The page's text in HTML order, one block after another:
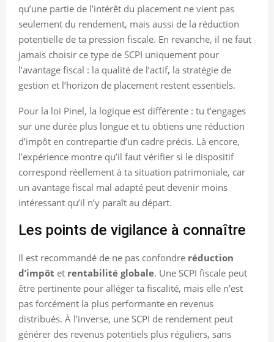
qu’une partie de l’intérêt du placement ne vient pas
seulement du rendement, mais aussi de la réduction
potentielle de ta pression fiscale. En revanche, il ne faut
jamais choisir ce type de SCPI uniquement pour
l’avantage fiscal : la qualité de l’actif, la stratégie de
gestion et l’horizon de placement restent essentiels.
Pour la loi Pinel, la logique est différente : tu t’engages
sur une durée plus longue et tu obtiens une réduction
d’impôt en contrepartie d’un cadre précis. Là encore,
l’expérience montre qu’il faut vérifier si le dispositif
correspond réellement à ta situation patrimoniale, car
un avantage fiscal mal adapté peut devenir moins
intéressant qu’il n’y paraît au départ.
Les points de vigilance à connaître
Il est recommandé de ne pas confondre réduction
d’impôt et rentabilité globale. Une SCPI fiscale peut
être pertinente pour alléger ta fiscalité, mais elle n’est
pas forcément la plus performante en revenus
distribués. À l’inverse, une SCPI de rendement peut
générer des revenus potentiels plus réguliers, sans